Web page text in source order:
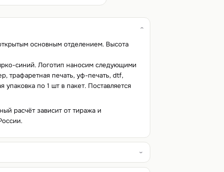
основным отделением. Высота
синий. Логотип наносим следующими
трафаретная печать, уф-печать, dtf,
упаковка по 1 шт в пакет. Поставляется
расчёт зависит от тиража и